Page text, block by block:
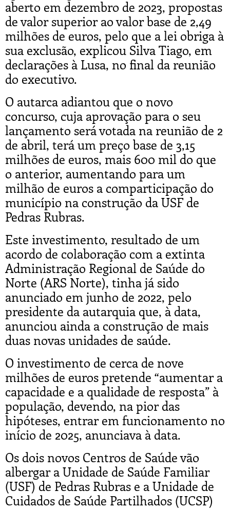
aberto em dezembro de 2023, propostas
de valor superior ao valor base de 2,49
milhões de euros, pelo que a lei obriga à
sua exclusão, explicou Silva Tiago, em
declarações à Lusa, no final da reunião
do executivo.
O autarca adiantou que o novo
concurso, cuja aprovação para o seu
lançamento será votada na reunião de 2
de abril, terá um preço base de 3,15
milhões de euros, mais 600 mil do que
o anterior, aumentando para um
milhão de euros a comparticipação do
município na construção da USF de
Pedras Rubras.
Este investimento, resultado de um
acordo de colaboração com a extinta
Administração Regional de Saúde do
Norte (ARS Norte), tinha já sido
anunciado em junho de 2022, pelo
presidente da autarquia que, à data,
anunciou ainda a construção de mais
duas novas unidades de saúde.
O investimento de cerca de nove
milhões de euros pretende “aumentar a
capacidade e a qualidade de resposta” à
população, devendo, na pior das
hipóteses, entrar em funcionamento no
início de 2025, anunciava à data.
Os dois novos Centros de Saúde vão
albergar a Unidade de Saúde Familiar
(USF) de Pedras Rubras e a Unidade de
Cuidados de Saúde Partilhados (UCSP)